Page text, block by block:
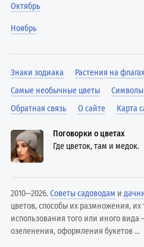
Октябрь
Ноябрь
Знаки зодиака
Растения на
Самые необычные цветы
Обратная связь
О сайте Карта
Поговорки о цветах
Где цветок, там и медок.
2010—2026.Советы садоводам и
цветов, способы их размножения,
использования того или иного вида
озеленения, оформления букетов ...